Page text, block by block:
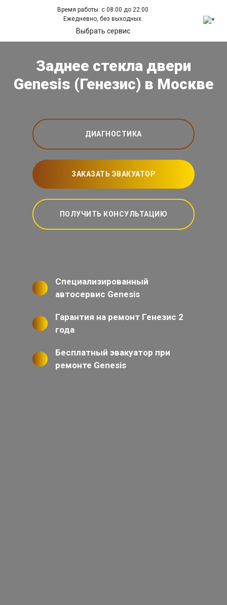
Время работы: с 08:00 до 22:00
Ежедневно, без выходных.
Выбрать сервис
Заднее стекла двери
Genesis (Генезис) в Москве
ДИАГНОСТИКА
ЗАКАЗАТЬ ЭВАКУАТОР
ПОЛУЧИТЬ КОНСУЛЬТАЦИЮ
Специализированный
автосервис Genesis
Гарантия на ремонт Генезис 2
года
Бесплатный эвакуатор при
ремонте Genesis